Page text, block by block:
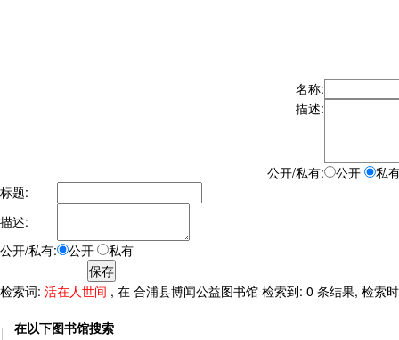
名称:
描述:
公开/私有: 公开
私
标题:
描述:
公开/私有:
公开 私有
检索词: 活在人世间 , 在 合浦县博闻公益图书馆 检索到: 0 条结果, 检索
在以下图书馆搜索